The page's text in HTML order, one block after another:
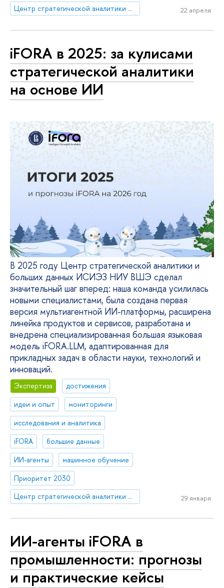
Центр стратегической аналитики и больших данных 22 апреля
iFORA в 2025: за кулисами
стратегической аналитики
на основе ИИ
В 2025 году Центр стратегической аналитики и
больших данных ИСИЭЗ НИУ ВШЭ сделал
значительный шаг вперед: наша команда усилилась
новыми специалистами, была создана первая
версия мультиагентной ИИ-платформы, расширена
линейка продуктов и сервисов, разработана и
внедрена специализированная большая языковая
модель iFORA.LLM, адаптированная для
прикладных задач в области науки, технологий и
инноваций.
Экспертиза
достижения
идеи и опыт
мониторинги
исследования и аналитика
iFORA
большие данные
ИИ-агенты
машинное обучение
Приоритет 2030
Центр стратегической аналитики и больших данных
29 января
ИИ-агенты iFORA в
промышленности: прогнозы
и практические кейсы